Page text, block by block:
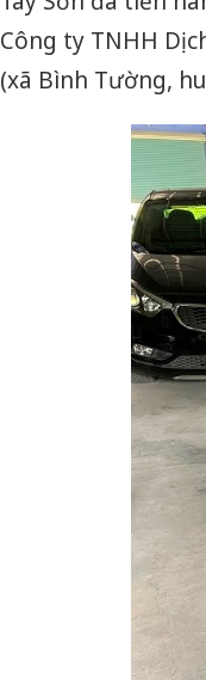
Công ty TNHH
(xã Bình Tường,